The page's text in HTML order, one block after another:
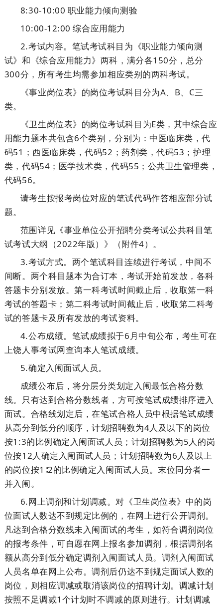
8:30-10:00 职业能力倾向测验
10:00-12:00 综合应用能力
2.考试内容。笔试考试科目为《职业能力倾向测
试》和《综合应用能力》两科，满分各150分，总分
300分，所有考生均需参加相应类别的两科考试。
《事业岗位表》的岗位考试科目分为A、B、C三
类。
《卫生岗位表》的岗位考试科目为E类，其中综合应
用能力题本共包含6个类别，分别为：中医临床类，代
码51；西医临床类，代码52；药剂类，代码53；护理
类，代码54；医学技术类，代码55；公共卫生管理类，
代码56。
请考生按报考岗位对应的笔试代码作答相应部分试
题。
范围详见《事业单位公开招聘分类考试公共科目笔
试考试大纲（2022年版）》（附件4）。
3.考试方式。两个笔试科目连续进行考试，中间不
间断。两个科目题本为合订本，考试开始前发放，各科
答题卡分别发放。第一科考试时间截止后，收取笫一科
考试的答题卡；第二科考试时间截止后，收取笫二科考
试的答题卡及所有发放的考试资料。
4.公布成绩。笔试成绩拟于6月中旬公布，考生可在
上饶人事考试网查询本人笔试成绩。
5.确定入闱面试人员。
成绩公布后，将分层分类划定入闱最低合格分数
线。只有达到合格分数线者，方可按笔试成绩排序进入
面试。合格线划定后，在笔试合格人员中根据笔试成绩
从高分到低分的顺序，计划招聘数为4人及以下的岗位
按1:3的比例确定入闱面试人员；计划招聘数为5人的岗
位按12人确定入闱面试人员；计划招聘数为6人及以上
的岗位按1∶2的比例确定入闱面试人员。末位同分者一
并入闱。
6.网上调剂和计划调减。对《卫生岗位表》中的岗
位面试人数达不到规定比例的，在网上进行公开调剂。
凡达到合格分数线未入闱面试的考生，如符合调剂岗位
的报考条件，可自愿在网上报名参加调剂，根据调剂名
额从高分到低分确定调剂入闱面试人员。调剂入闱面试
人员名单在网上公布。调剂后仍达不到规定面试人数的
岗位，则相应调减或取消该岗位的招聘计划。调减计划
按照不足调减1个计划时不调减的原则进行。计划调减